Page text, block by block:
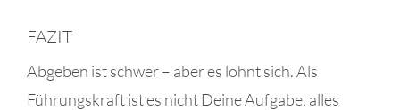
FAZIT
Abgeben ist schwer – aber es lohnt sich. Als
Führungskraft ist es nicht Deine Aufgabe, alles